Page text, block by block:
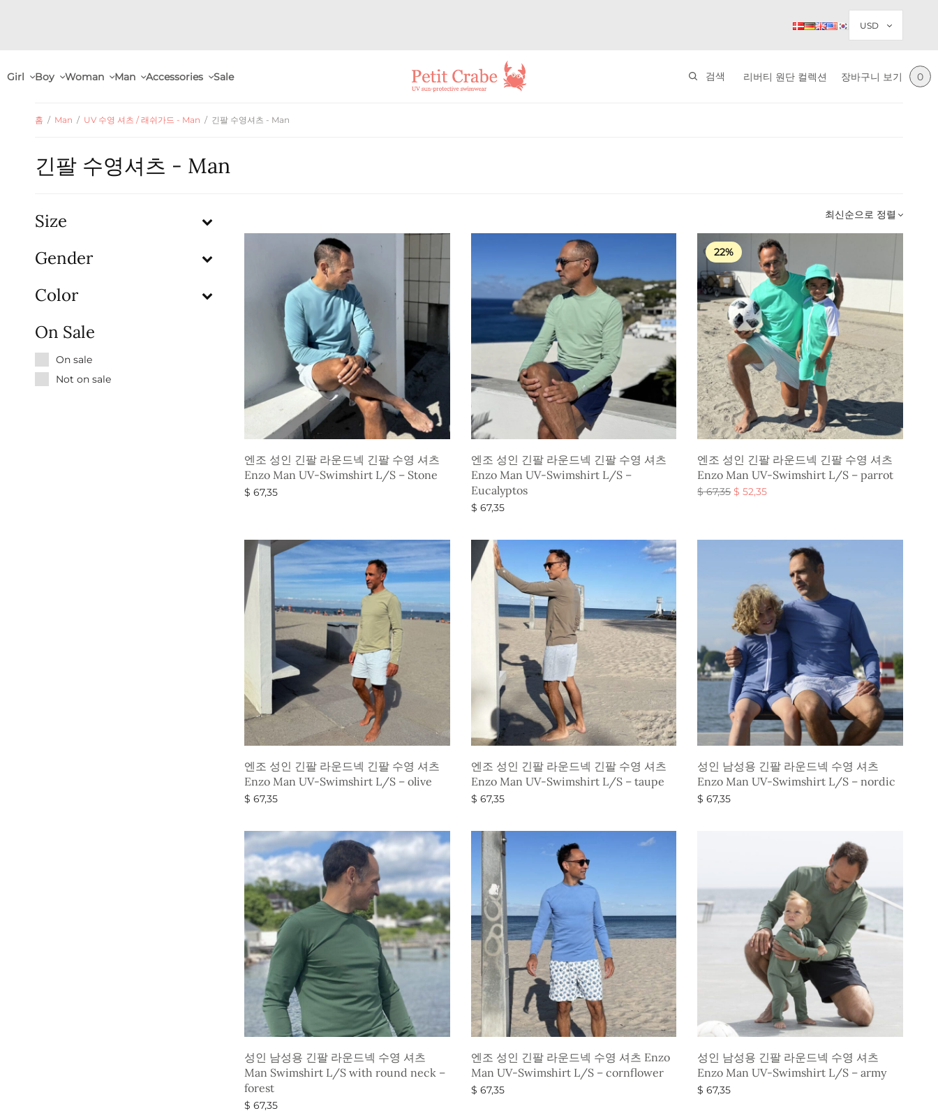
Girl Boy Woman Man Accessories Sale 검색 리버티 원단 컬렉션 장바구니 보기 0
홈 / Man / UV 수영 셔츠 / 래쉬가드 - Man / 긴팔 수영셔츠 - Man
긴팔 수영셔츠 - Man
Size
Gender
Color
On Sale
On sale
Not on sale
엔조 성인 긴팔 라운드넥 긴팔 수영 셔츠
Enzo Man UV-Swimshirt L/S – Stone
$ 67,35
엔조 성인 긴팔 라운드넥 긴팔 수영 셔츠
Enzo Man UV-Swimshirt L/S –
Eucalyptos
$ 67,35
22%
엔조 성인 긴팔 라운드넥 긴팔 수영 셔츠
Enzo Man UV-Swimshirt L/S – parrot
$67,35 원래 가
$ 52,35현재 가
엔조 성인 긴팔 라운드넥 긴팔 수영 셔츠
Enzo Man UV-Swimshirt L/S – olive
$ 67,35
엔조 성인 긴팔 라운드넥 긴팔 수영 셔츠
Enzo Man UV-Swimshirt L/S – taupe
$ 67,35
성인 남성용 긴팔 라운드넥 수영 셔츠
Enzo Man UV-Swimshirt L/S – nordic
$ 67,35
성인 남성용 긴팔 라운드넥 수영 셔츠
Man Swimshirt L/S with round neck –
forest
$ 67,35
엔조 성인 긴팔 라운드넥 수영 셔츠 Enzo
Man UV-Swimshirt L/S – cornflower
$ 67,35
성인 남성용 긴팔 라운드넥 수영 셔츠
Enzo Man UV-Swimshirt L/S – army
$ 67,35